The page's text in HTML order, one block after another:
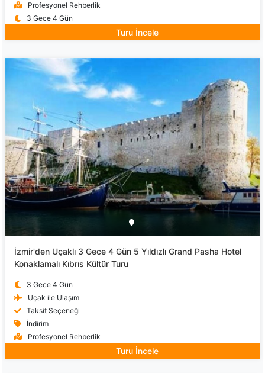
Profesyonel Rehberlik
3 Gece 4 Gün
Turu İncele
İzmir'den Uçaklı 3 Gece 4 Gün 5 Yıldızlı Grand Pasha Hotel
Konaklamalı Kıbrıs Kültür Turu
3 Gece 4 Gün
Uçak ile Ulaşım
Taksit Seçeneği
İndirim
Profesyonel Rehberlik
Turu İncele